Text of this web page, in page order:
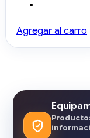
Agregar al carro